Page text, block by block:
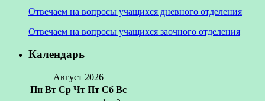
Отвечаем на вопросы учащихся дневного отделения
Отвечаем на вопросы учащихся заочного отделения
Календарь
Август 2026
Пн Вт Ср Чт Пт Сб Вс